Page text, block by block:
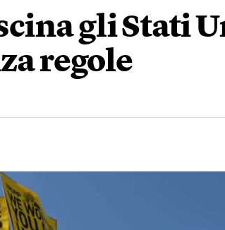
gli Stati
regole